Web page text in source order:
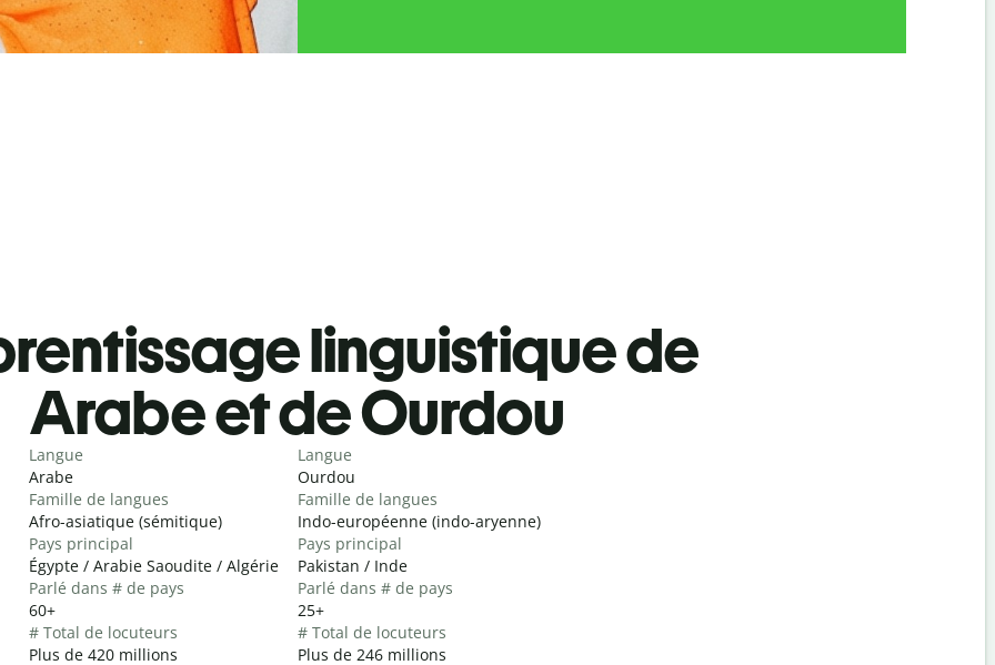
linguistique de
Arabe et de Ourdou
Langue
Arabe
Famille de langues
Afro-asiatique (sémitique)
Pays principal
Égypte / Arabie Saoudite / Algérie
Parlé dans # de pays
60+
# Total de locuteurs
Plus de 420 millions
Langue
Ourdou
Famille de langues
Indo-européenne (indo-aryenne)
Pays principal
Pakistan / Inde
Parlé dans # de pays
25+
# Total de locuteurs
Plus de 246 millions